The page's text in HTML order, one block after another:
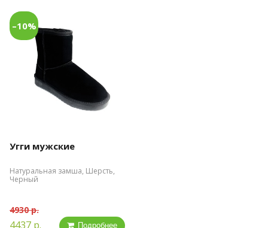
–10%
Угги мужские
Натуральная замша, Шерсть,
Черный
4930 р.
4437 р. Подробнее